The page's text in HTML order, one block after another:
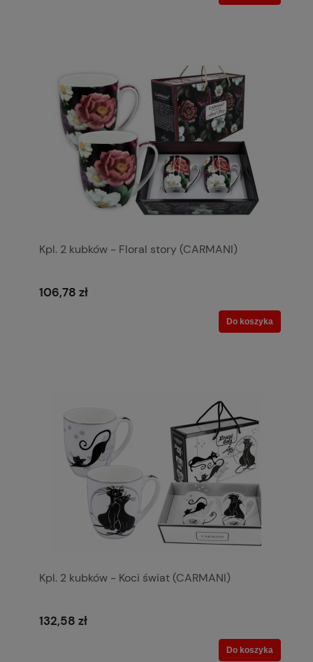
Kpl. 2 kubków - Floral story (CARMANI)
106,78 zł
Do koszyka
Kpl. 2 kubków - Koci świat (CARMANI)
132,58 zł
Do koszyka